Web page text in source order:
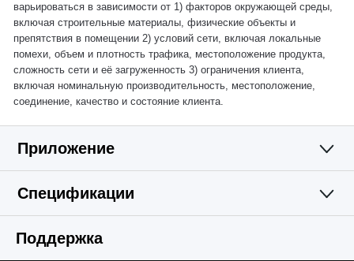
варьироваться в зависимости от 1) факторов окружающей среды,
включая строительные материалы, физические объекты и
препятствия в помещении 2) условий сети, включая локальные
помехи, объем и плотность трафика, местоположение продукта,
сложность сети и её загруженность 3) ограничения клиента,
включая номинальную производительность, местоположение,
соединение, качество и состояние клиента.
Приложение
Простое и
функциональное
Спецификации
Wi-Fi
Поддержка